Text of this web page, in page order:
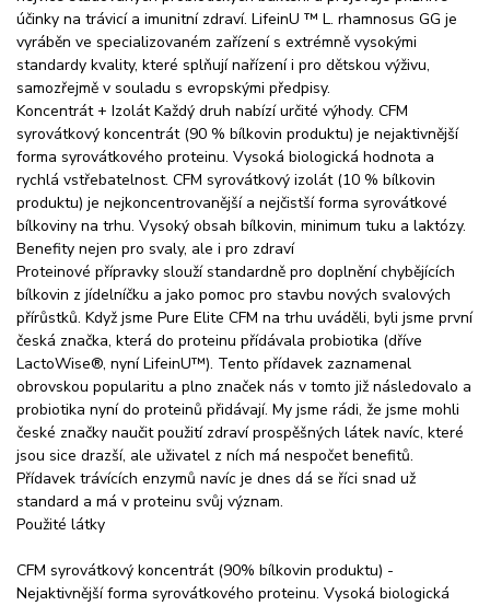
účinky na trávicí a imunitní zdraví. LifeinU ™ L. rhamnosus GG je
vyráběn ve specializovaném zařízení s extrémně vysokými
standardy kvality, které splňují nařízení i pro dětskou výživu,
samozřejmě v souladu s evropskými předpisy.
Koncentrát + Izolát Každý druh nabízí určité výhody. CFM
syrovátkový koncentrát (90 % bílkovin produktu) je nejaktivnější
forma syrovátkového proteinu. Vysoká biologická hodnota a
rychlá vstřebatelnost. CFM syrovátkový izolát (10 % bílkovin
produktu) je nejkoncentrovanější a nejčistší forma syrovátkové
bílkoviny na trhu. Vysoký obsah bílkovin, minimum tuku a laktózy.
Benefity nejen pro svaly, ale i pro zdraví
Proteinové přípravky slouží standardně pro doplnění chybějících
bílkovin z jídelníčku a jako pomoc pro stavbu nových svalových
přírůstků. Když jsme Pure Elite CFM na trhu uváděli, byli jsme první
česká značka, která do proteinu přídávala probiotika (dříve
LactoWise®, nyní LifeinU™). Tento přídavek zaznamenal
obrovskou popularitu a plno značek nás v tomto již následovalo a
probiotika nyní do proteinů přidávají. My jsme rádi, že jsme mohli
české značky naučit použití zdraví prospěšných látek navíc, které
jsou sice drazší, ale uživatel z ních má nespočet benefitů.
Přídavek trávících enzymů navíc je dnes dá se říci snad už
standard a má v proteinu svůj význam.
Použité látky
CFM syrovátkový koncentrát (90% bílkovin produktu) -
Nejaktivnější forma syrovátkového proteinu. Vysoká biologická